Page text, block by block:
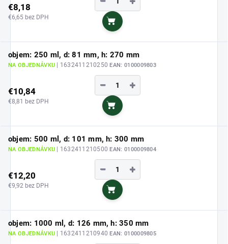
€8,18
€6,65 bez DPH
Do košíka
objem: 250 ml, d: 81 mm, h: 270 mm
NA OBJEDNÁVKU | 1632411210250EAN: 0100009803
€10,84
€8,81 bez DPH
+
−
Do košíka
objem: 500 ml, d: 101 mm, h: 300 mm
NA OBJEDNÁVKU | 1632411210500EAN: 0100009804
€12,20
€9,92 bez DPH
+
−
Do košíka
objem: 1000 ml, d: 126 mm, h: 350 mm
NA OBJEDNÁVKU | 1632411210940EAN: 0100009805